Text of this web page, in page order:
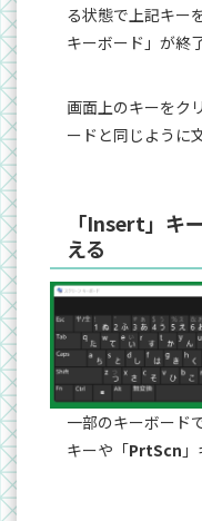
る状態で上記キー
キーボード」が終
画面上のキーをク
ードと同じように
「Insert」キ
える
一部のキーボード
キーや「PrtScn